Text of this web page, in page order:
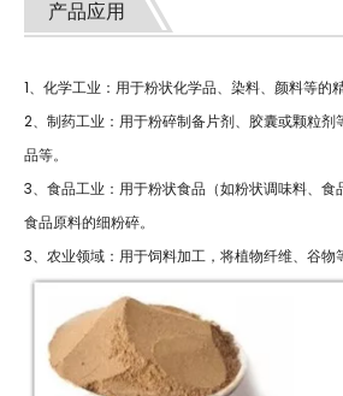
产品应用
1、化学工业：用于粉状化学品、染料、颜料等的
2、制药工业：用于粉碎制备片剂、胶囊或颗粒剂
品等。
3、食品工业：用于粉状食品（如粉状调味料、食
食品原料的细粉碎。
3、农业领域：用于饲料加工，将植物纤维、谷物